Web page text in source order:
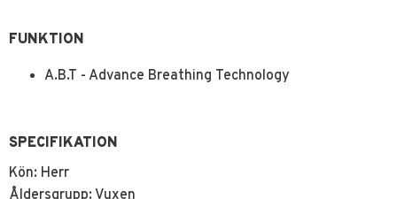
FUNKTION
A.B.T - Advance Breathing Technology
SPECIFIKATION
Kön: Herr